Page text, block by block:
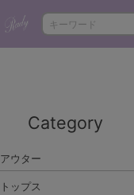
Category
アウター
トップス